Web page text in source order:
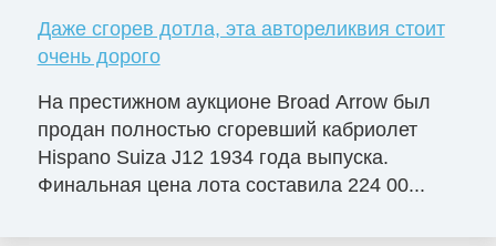
Даже сгорев дотла, эта автореликвия стоит
очень дорого
На престижном аукционе Broad Arrow был
продан полностью сгоревший кабриолет
Hispano Suiza J12 1934 года выпуска.
Финальная цена лота составила 224 00...